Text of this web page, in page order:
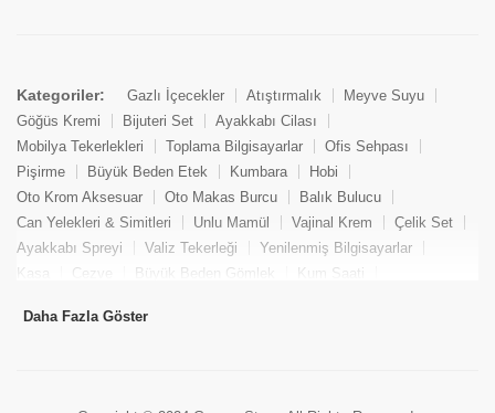
Kategoriler: Gazlı İçecekler Atıştırmalık
Meyve Suyu
Göğüs Kremi
Bijuteri Set
Ayakkabı Cilası
Mobilya Tekerlekleri
Toplama Bilgisayarlar
Ofis Sehpası
Pişirme
Büyük Beden Etek Kumbara
Hobi
Oto Krom Aksesuar
Oto Makas Burcu
Balık Bulucu
Can Yelekleri & Simitleri
Unlu Mamül Vajinal Krem
Çelik Set
Ayakkabı Spreyi
Valiz Tekerleği
Yenilenmiş Bilgisayarlar
Kasa
Cezve Büyük Beden Gömlek
Kum Saati
Tekne Bağlama & Demirleme
Daha Fazla Göster